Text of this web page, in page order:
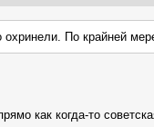
По крайней
как когда-то